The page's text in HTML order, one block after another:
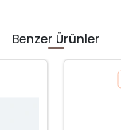
Benzer Ürünler